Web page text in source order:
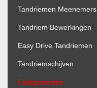
Tandriemen Meenemers
Tandriem Bewerkingen
Easy Drive Tandriemen
Tandriemschijven
Componenten